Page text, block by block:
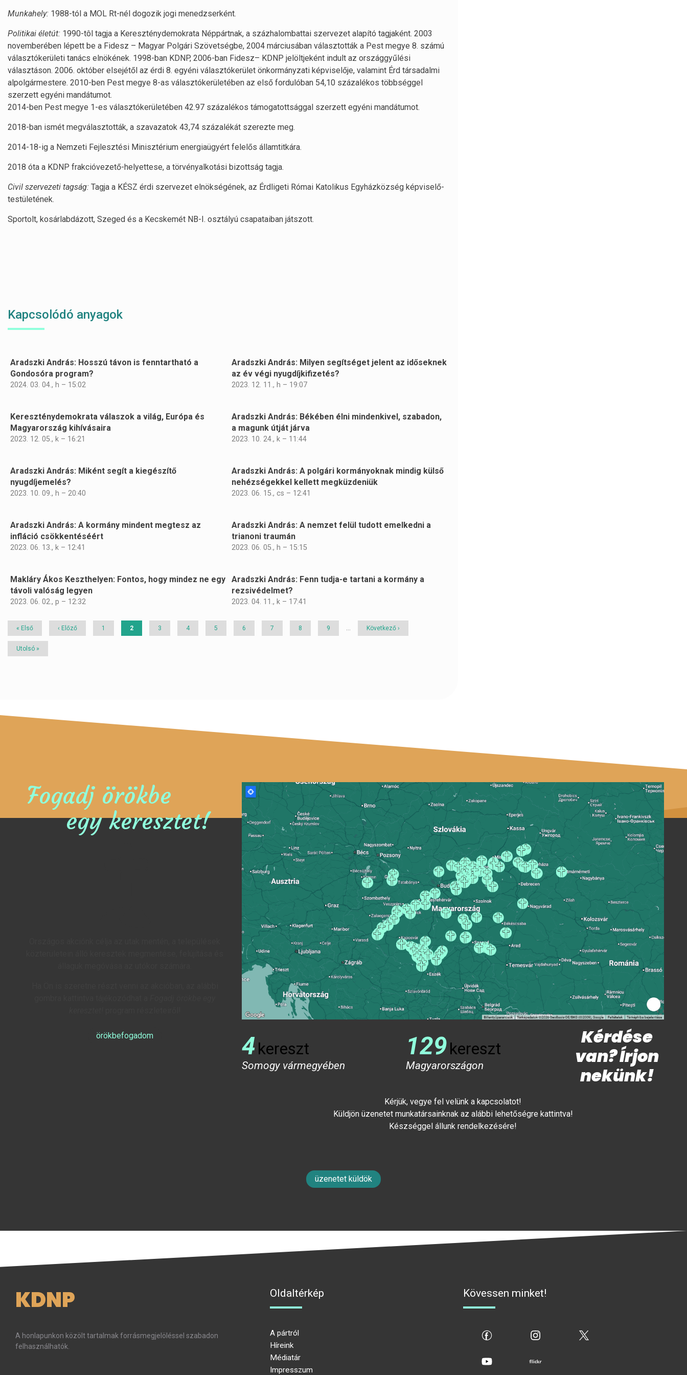
Munkahely: 1988-tól a MOL Rt-nél dogozik jogi menedzserként.
Politikai életút: 1990-tôl tagja a Ke­reszténydemokrata Néppártnak, a száz­halombattai szervezet alapító tagjaként. 2003
novemberében lépett be a Fidesz – Magyar Polgári Szövetségbe, 2004 márciusában választották a Pest megye 8. számú
választókerületi tanács elnöké­nek. 1998-ban KDNP, 2006-ban Fidesz– KDNP jelöltjeként indult az országgyűlési
választáson. 2006. október elsejétől az érdi 8. egyéni választókerület önkormányzati képviselője, valamint Érd társadalmi
alpolgármestere. 2010-ben Pest megye 8-as választókerületében az első fordulóban 54,10 százalékos többséggel
szerzett egyéni mandátumot.
2014-ben Pest megye 1-es választókerületében 42.97 százalékos támogatottsággal szerzett egyéni mandátumot.
2018-ban ismét megválasztották, a szavazatok 43,74 százalékát szerezte meg.
2014-18-ig a Nemzeti Fejlesztési Minisztérium energiaügyért felelős államtitkára.
2018 óta a KDNP frakcióvezető-helyettese, a törvényalkotási bizottság tagja.
Civil szervezeti tagság: Tagja a KÉSZ érdi szervezet elnökségének, az Érdligeti Római Katolikus Egyházközség képviselő-
testületének.
Sportolt, kosárlabdázott, Szeged és a Kecskemét NB-I. osztályú csapataiban játszott.
Kapcsolódó anyagok
Aradszki András: Hosszú távon is fenntartható a
Gondosóra program?
2024. 03. 04., h – 15:02
Aradszki András: Milyen segítséget jelent az időseknek
az év végi nyugdíjkifizetés?
2023. 12. 11., h – 19:07
Kereszténydemokrata válaszok a világ, Európa és
Magyarország kihívásaira
2023. 12. 05., k – 16:21
Aradszki András: Békében élni mindenkivel, szabadon,
a magunk útját járva
2023. 10. 24., k – 11:44
Aradszki András: Miként segít a kiegészítő
nyugdíjemelés?
2023. 10. 09., h – 20:40
Aradszki András: A polgári kormányoknak mindig külső
nehézségekkel kellett megküzdeniük
2023. 06. 15., cs – 12:41
Aradszki András: A kormány mindent megtesz az
infláció csökkentéséért
2023. 06. 13., k – 12:41
Aradszki András: A nemzet felül tudott emelkedni a
trianoni traumán
2023. 06. 05., h – 15:15
Makláry Ákos Keszthelyen: Fontos, hogy mindez ne egy
távoli valóság legyen
2023. 06. 02., p – 12:32
Aradszki András: Fenn tudja-e tartani a kormány a
rezsivédelmet?
2023. 04. 11., k – 17:41
Oldalszámozás
Első
« Első
Előző
‹ Előző Page
1
Jelenlegi
2 Page
3 Page
4 Page
5 Page
6 Page
7 Page
8 Page
9
Következő
Következő ›
Utolsó
Utolsó »
Fogadj örökbe
egy keresztet!
örökbefogadom 4kereszt
Somogy vármegyében
129kereszt
Magyarországon
Kérdése
van? Írjon
nekünk!
Kérjük, vegye fel velünk a kapcsolatot!
Küldjön üzenetet munkatársainknak az alábbi lehetőségre kattintva!
Készséggel állunk rendelkezésére!
üzenetet küldök
KDNP
A honlapunkon közölt tartalmak forrásmegjelöléssel szabadon
felhasználhatók.
Oldaltérkép
A pártról
Híreink
Médiatár
Impresszum
Kövessen minket!
flickr